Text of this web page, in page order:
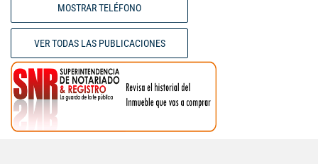
MOSTRAR TELÉFONO
VER TODAS LAS PUBLICACIONES